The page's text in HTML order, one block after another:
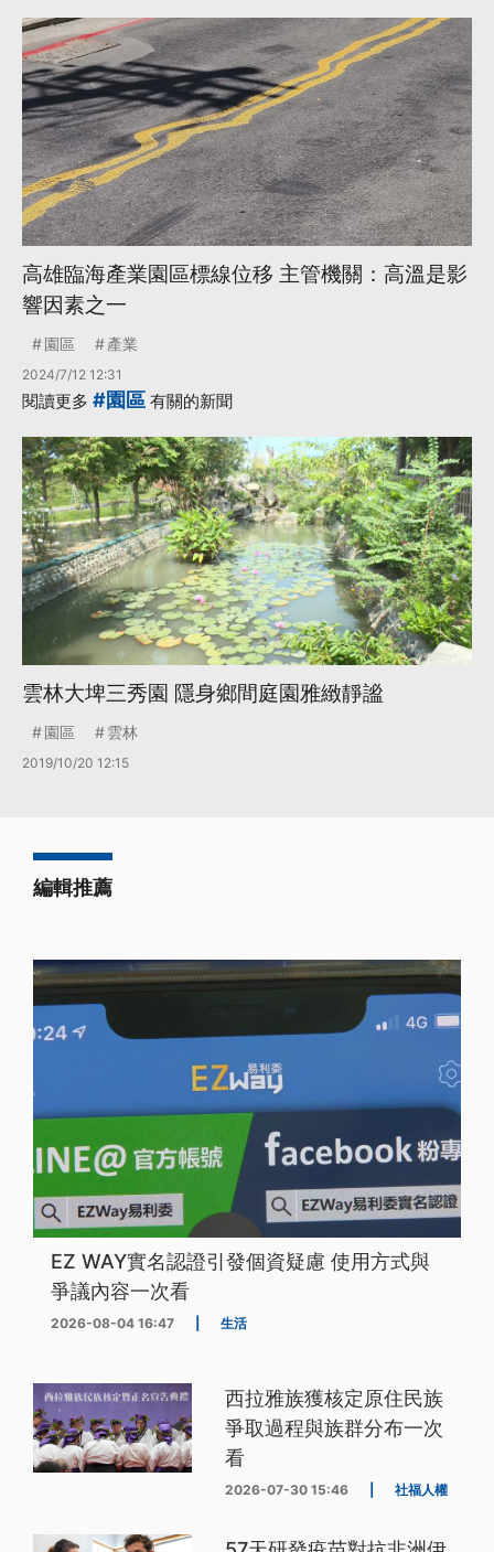
高雄臨海產業園區標線位移 主管機關：高溫是影
響因素之一
園區 產業
2024/7/12 12:31
閱讀更多 #園區 有關的新聞
雲林大埤三秀園 隱身鄉間庭園雅緻靜謐
園區 雲林
2019/10/20 12:15
編輯推薦
EZ WAY實名認證引發個資疑慮 使用方式與
爭議內容一次看
2026-08-04 16:47 生活
西拉雅族獲核定原住民族
爭取過程與族群分布一次
看
2026-07-30 15:46 社福人權